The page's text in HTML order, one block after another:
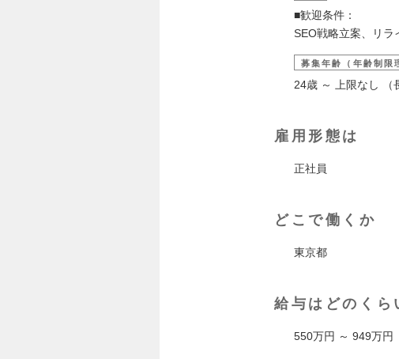
■歓迎条件：
SEO戦略⽴案、リラ
募集年齢（年齢制限
24歳 ～ 上限なし （
雇用形態は
正社員
どこで働くか
東京都
給与はどのくら
550万円 ～ 949万円